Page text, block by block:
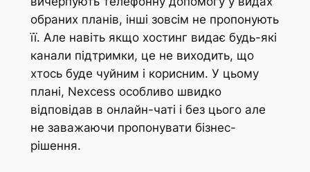
обраних планів, інші зовсім не пропонують
її. Але навіть якщо хостинг видає будь-які
канали підтримки, це не виходить, що
хтось буде чуйним і корисним. У цьому
плані, Nexcess особливо швидко
відповідав в онлайн-чаті і без цього але
не заважаючи пропонувати бізнес-
рішення.